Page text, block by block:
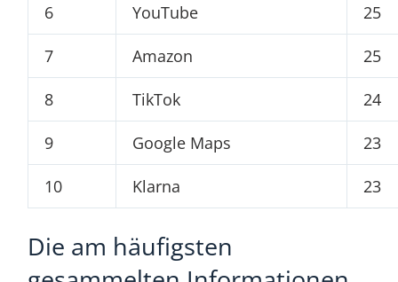
6 YouTube 25
7 Amazon 25
8 TikTok 24
9 Google Maps 23
10 Klarna 23
Die am häufigsten